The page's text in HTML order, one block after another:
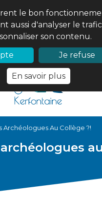
le bon
aussi d'analyser le
son contenu.
Je refuse
En savoir plus
Archéologues Au Collège ?!
au